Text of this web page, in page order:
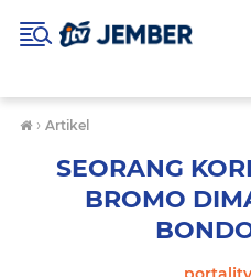
› Artikel
SEORANG
BROMO